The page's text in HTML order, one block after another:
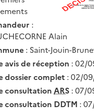
:
Alain
: Saint-Jouin-
avis de réception : 02/
dossier complet : 02/
consultationARS : 07/
consultation DDTM :